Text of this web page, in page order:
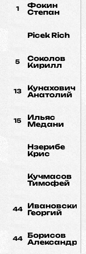
1
Фокин
Степан
Picek Rich
5
Соколов
Кирилл
13
Кунахович
Анатолий
15
Ильяс
Медани
Нзерибе
Крис
Кучмасов
Тимофей
44
Ивановский
Георгий
44
Борисов
Александр